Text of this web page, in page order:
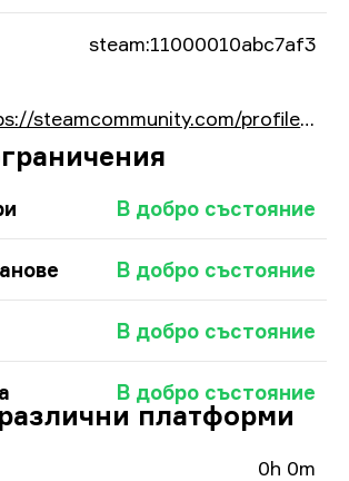
steam:11000010abc7af3
https://steamcommunity.com/profiles/76561198140390131/
В добро състояние
В добро състояние
В добро състояние
В добро състояние
платформи
0h 0m